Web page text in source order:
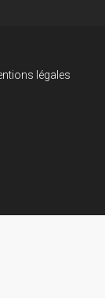
légales